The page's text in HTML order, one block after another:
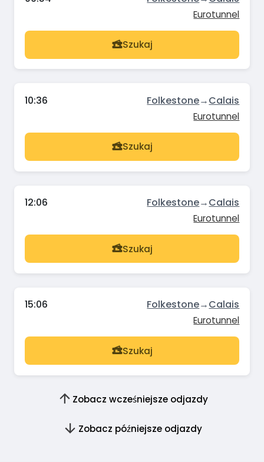
Eurotunnel
Szukaj
10:36 Folkestone→Calais
Eurotunnel
Szukaj
12:06 Folkestone→Calais
Eurotunnel
Szukaj
15:06 Folkestone→Calais
Eurotunnel
Szukaj
Zobacz wcześniejsze odjazdy
Zobacz późniejsze odjazdy